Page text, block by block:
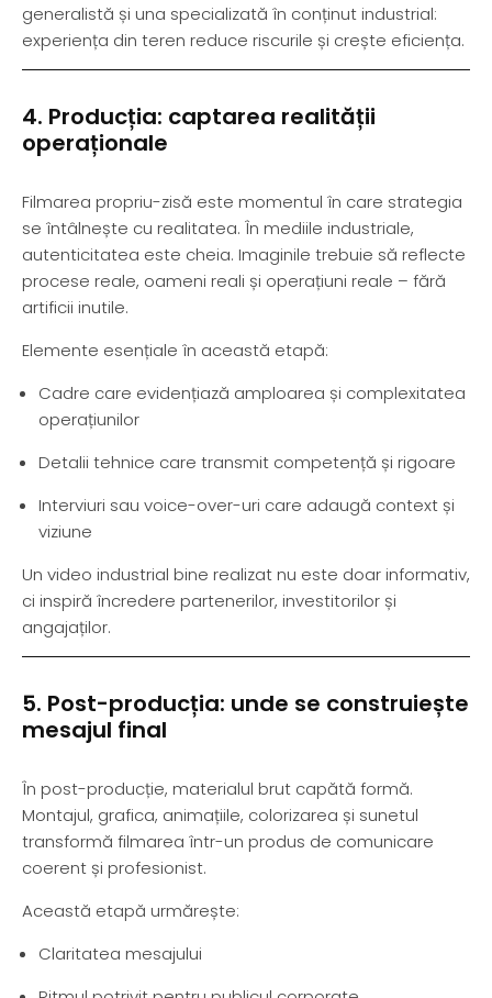
generalistă și una specializată în conținut industrial:
experiența din teren reduce riscurile și crește eficiența.
4. Producția: captarea realității
operaționale
Filmarea propriu-zisă este momentul în care strategia
se întâlnește cu realitatea. În mediile industriale,
autenticitatea este cheia. Imaginile trebuie să reflecte
procese reale, oameni reali și operațiuni reale – fără
artificii inutile.
Elemente esențiale în această etapă:
Cadre care evidențiază amploarea și complexitatea
operațiunilor
Detalii tehnice care transmit competență și rigoare
Interviuri sau voice-over-uri care adaugă context și
viziune
Un video industrial bine realizat nu este doar informativ,
ci inspiră încredere partenerilor, investitorilor și
angajaților.
5. Post-producția: unde se construiește
mesajul final
În post-producție, materialul brut capătă formă.
Montajul, grafica, animațiile, colorizarea și sunetul
transformă filmarea într-un produs de comunicare
coerent și profesionist.
Această etapă urmărește:
Claritatea mesajului